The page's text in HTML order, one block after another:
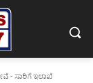
- ಸಾರಿಗೆ ಇಲಾಖೆ